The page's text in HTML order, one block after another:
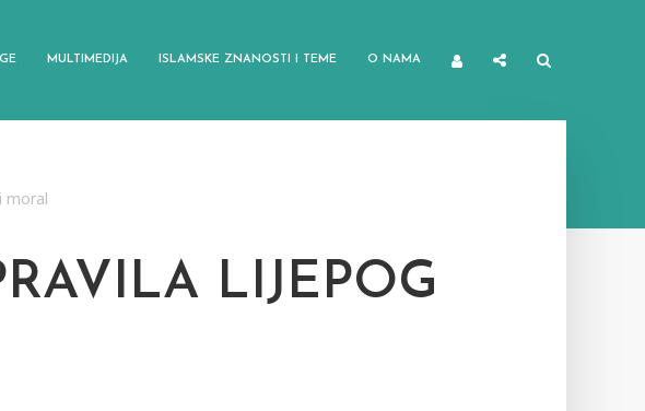
MULTIMEDIJA ISLAMSKE ZNANOSTI I TEME O NAMA
moral
LIJEPOG